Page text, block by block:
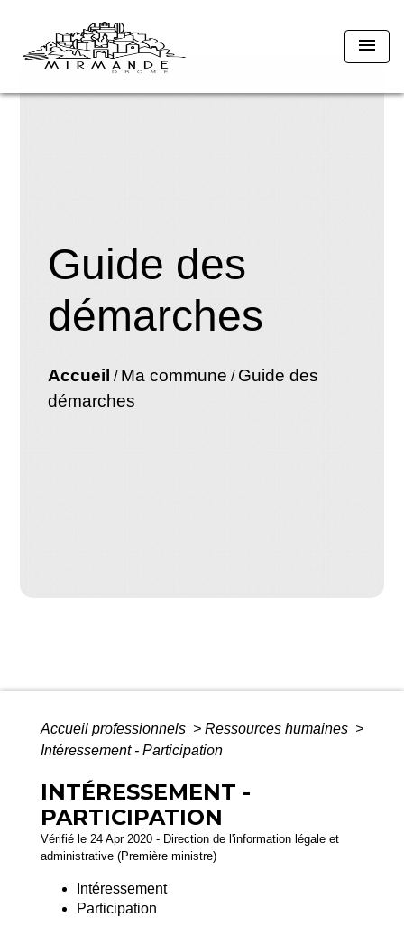
menu
Guide des
démarches
Accueil / Ma commune / Guide des
démarches
Accueil professionnels > Ressources humaines >
Intéressement - Participation
INTÉRESSEMENT -
PARTICIPATION
Vérifié le 24 Apr 2020 - Direction de l'information légale et
administrative (Première ministre)
Intéressement
Participation